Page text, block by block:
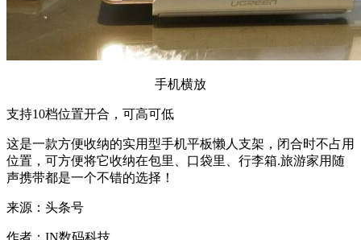
手机横放
支持10档位置开合，可高可低
这是一款方便收纳的实用型手机平板懒人支架，闭合时不占用
位置，可方便将它收纳在包里、口袋里、行李箱.旅游家用随
声携带都是一个不错的选择！
来源：头条号
作者：IN数码科技